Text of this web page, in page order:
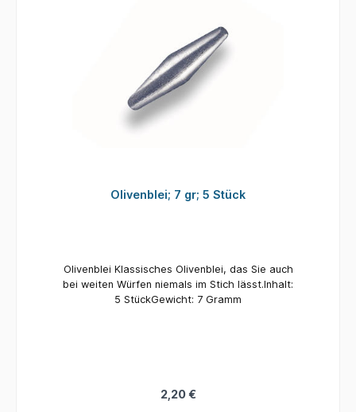
Olivenblei; 7 gr; 5 Stück
Olivenblei Klassisches Olivenblei, das Sie auch
bei weiten Würfen niemals im Stich lässt.Inhalt:
5 StückGewicht: 7 Gramm
2,20 €